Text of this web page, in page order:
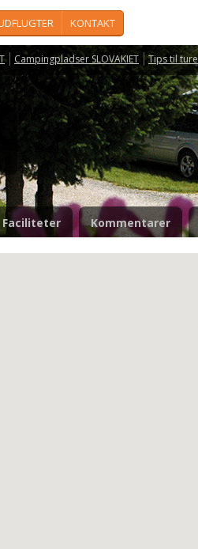
KONTAKT
Campingpladser SLOVAKIET Tips til ture
Faciliteter Kommentarer